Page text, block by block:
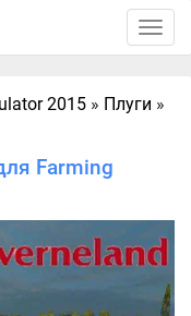
Toggle
2015 » Плуги »
Farming